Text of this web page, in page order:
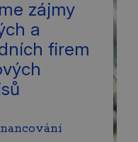
zájmy
a
firem